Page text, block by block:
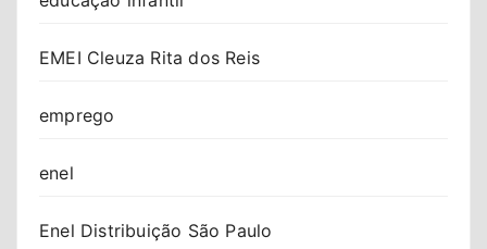
EMEI Cleuza Rita dos Reis
emprego
enel
Enel Distribuição São Paulo